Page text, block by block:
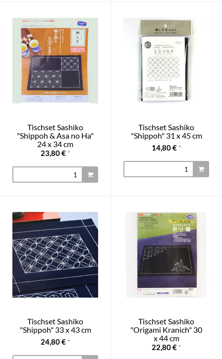
Tischset Sashiko
"Shippoh & Asa no Ha"
24 x 34 cm
23,80 € *
Tischset Sashiko
"Shippoh" 31 x 45 cm
14,80 € *
Tischset Sashiko
"Shippoh" 33 x 43 cm
24,80 € *
Tischset Sashiko
"Origami Kranich" 30
x 44 cm
22,80 € *